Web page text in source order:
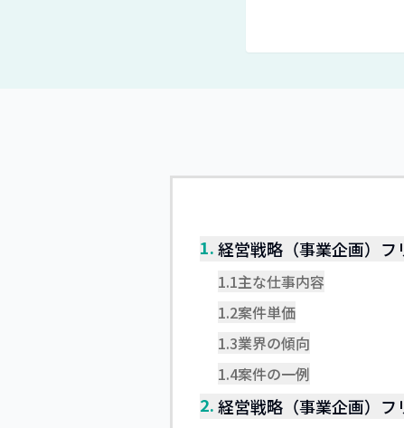
1.経営戦略（事業企画）
1.1主な仕事内容
1.2案件単価
1.3業界の傾向
1.4案件の一例
2.経営戦略（事業企画）